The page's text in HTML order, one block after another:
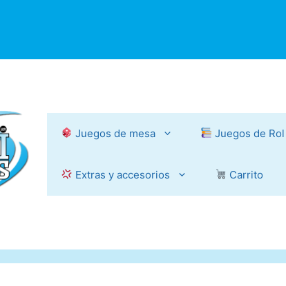
Juegos de mesa Juegos de Rol
Extras y accesorios Carrito